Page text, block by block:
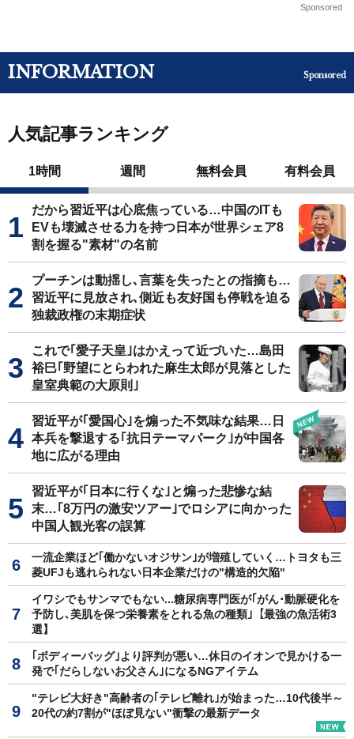
Sponsored
INFORMATION Sponsored
人気記事ランキング
1時間 週間 無料会員 有料会員
だから習近平は心底焦っている…中国のITも
EVも壊滅させる力を持つ日本が世界シェア8
割を握る"素材"の名前
プーチンは動揺し､言葉を失ったとの指摘も…
習近平に見放され､側近も友好国も停戦を迫る
独裁政権の末期症状
これで｢愛子天皇｣はかえって近づいた…島田
裕巳｢野望にとらわれた麻生太郎が見落とした
皇室典範の大原則｣
習近平が｢愛国心｣を煽った不気味な結果…日
本兵を撃退する｢抗日テーマパーク｣が中国各
地に広がる理由
習近平が｢日本に行くな｣と煽った悲惨な結
末…｢8万円の激安ツアー｣でロシアに向かった
中国人観光客の誤算
一流企業ほど｢働かないオジサン｣が増殖していく…トヨタも三
菱UFJも逃れられない日本企業だけの"構造的欠陥"
イワシでもサンマでもない...糖尿病専門医が｢がん･動脈硬化を
予防し､美肌を保つ栄養素をとれる魚の種類｣【最強の魚活術3
選】
｢ボディーバッグ｣より評判が悪い…休日のイオンで見かける一
発で｢だらしないお父さん｣になるNGアイテム
"テレビ大好き"高齢者の｢テレビ離れ｣が始まった…10代後半～
20代の約7割が"ほぼ見ない"衝撃の最新データ